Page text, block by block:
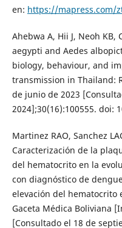
en: https://mapress.com/
Ahebwa A, Hii J, Neoh KB,
aegypti and Aedes
biology, behaviour, and
transmission in Thailand:
de junio de 2023
2024];30(16):100555. doi:
Martinez RAO, Sanchez
Caracterización de la
del hematocrito en la
con diagnóstico de
elevación del hematocrito
Gaceta Médica Boliviana
[Consultado el 18 de